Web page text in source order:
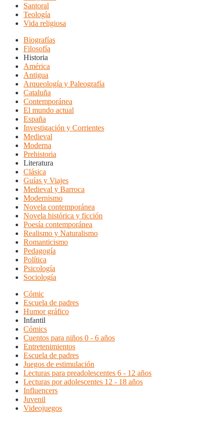
Santoral
Teología
Vida religiosa
Biografías
Filosofía
Historia
América
Antigua
Arqueología y Paleografía
Cataluña
Contemporánea
El mundo actual
España
Investigación y Corrientes
Medieval
Moderna
Prehistoria
Literatura
Clásica
Guías y Viajes
Medieval y Barroca
Modernismo
Novela contemporánea
Novela histórica y ficción
Poesía contemporánea
Realismo y Naturalismo
Romanticismo
Pedagogía
Política
Psicología
Sociología
Cómic
Escuela de padres
Humor gráfico
Infantil
Cómics
Cuentos para niños 0 - 6 años
Entretenimientos
Escuela de padres
Juegos de estimulación
Lecturas para preadolescentes 6 - 12 años
Lecturas por adolescentes 12 - 18 años
Influencers
Juvenil
Videojuegos